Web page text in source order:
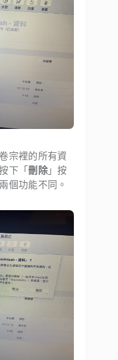
宗裡的所有資
下「刪除」按
個功能不同。